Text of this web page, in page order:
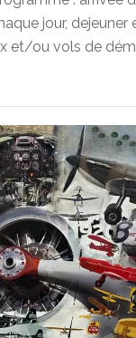
jour, dejeuner
et/ou vols de